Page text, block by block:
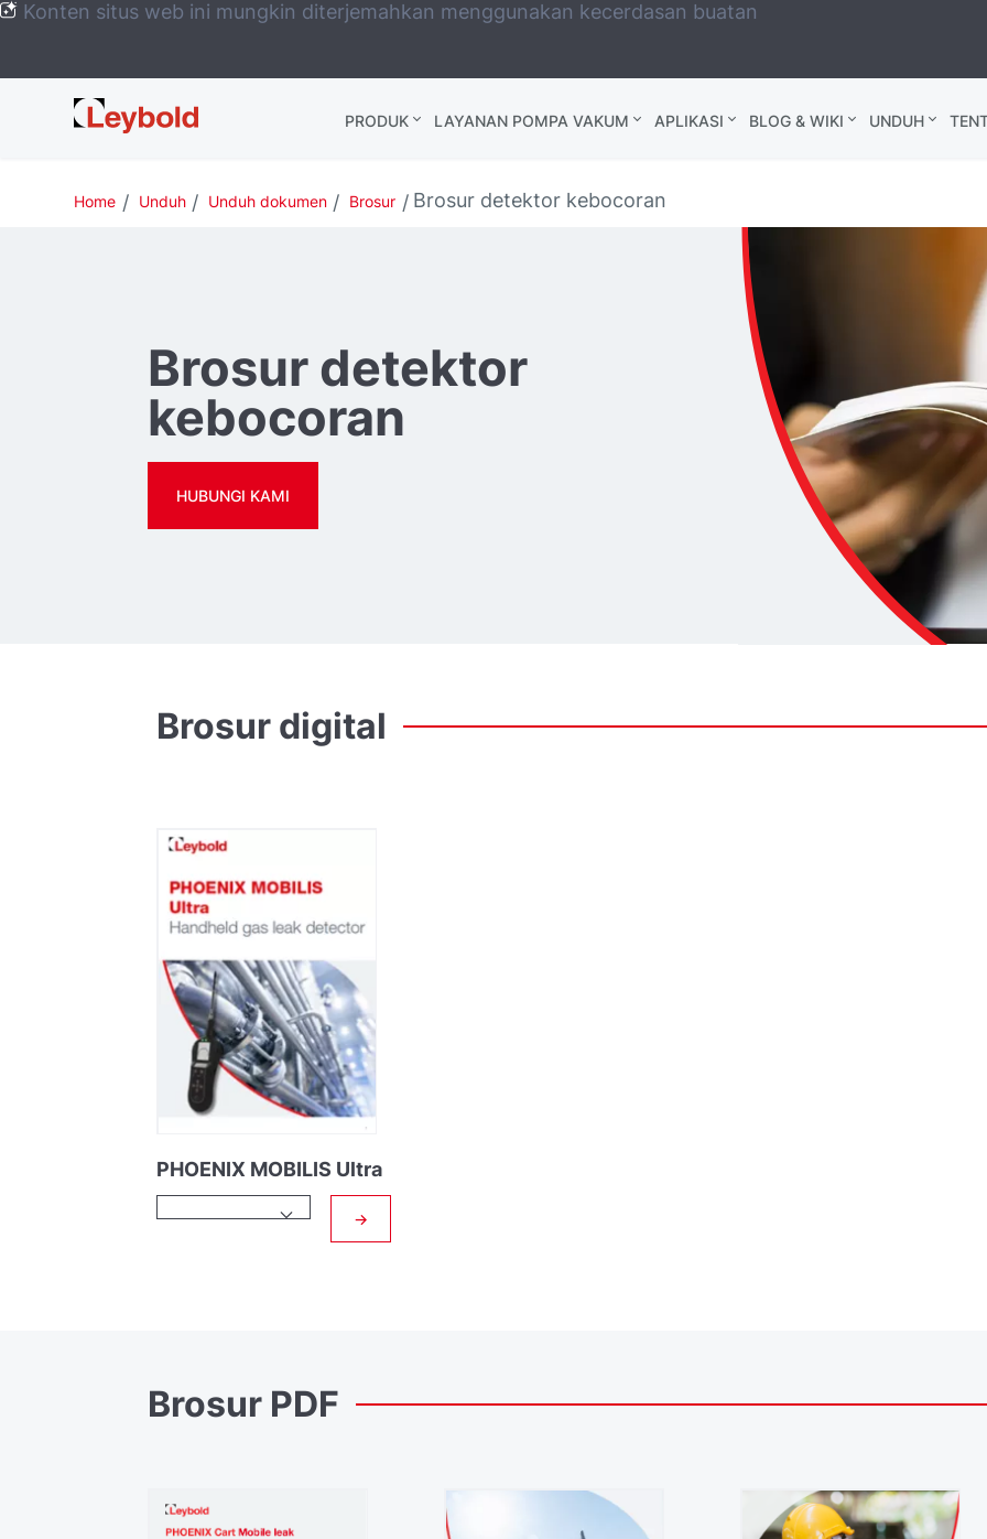
Konten situs web ini mungkin diterjemahkan menggunakan kecerdasan buatan
Leybold
Global
PRODUK LAYANAN POMPA VAKUM APLIKASI BLOG & WIKI UNDUH
Home Unduh Unduh dokumen Brosur Brosur detektor kebocoran
Brosur detektor
kebocoran
HUBUNGI KAMI
Brosur digital
PHOENIX MOBILIS Ultra
→
Brosur PDF